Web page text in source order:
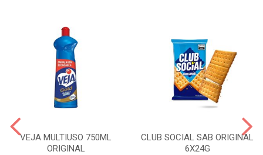
VEJA MULTIUSO 750ML
ORIGINAL
CLUB SOCIAL SAB ORIGINAL
6X24G